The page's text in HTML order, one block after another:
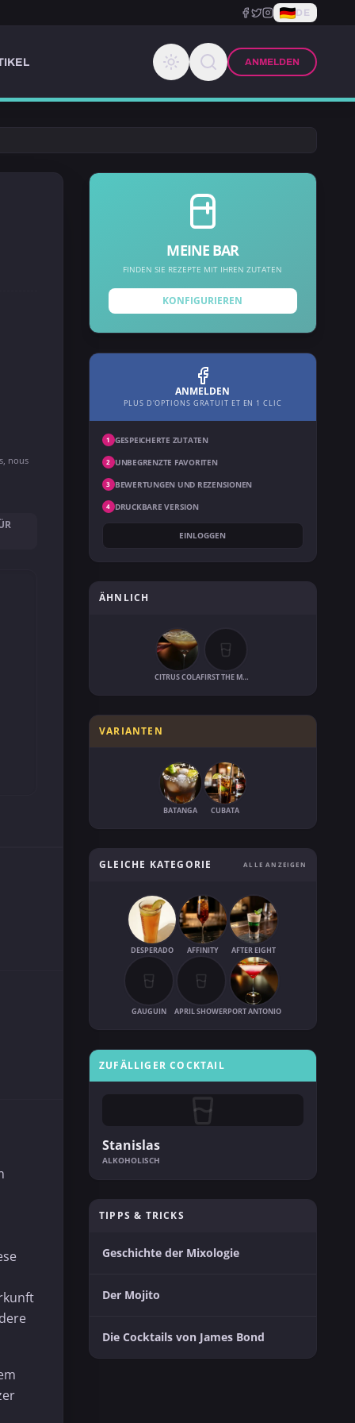
DE
ANMELDEN
nous
MEINE BAR
FINDEN SIE REZEPTE MIT IHREN ZUTATEN
KONFIGURIEREN
ANMELDEN
PLUS D'OPTIONS GRATUIT ET EN 1 CLIC
1 GESPEICHERTE ZUTATEN
2 UNBEGRENZTE FAVORITEN
3 BEWERTUNGEN UND REZENSIONEN
4 DRUCKBARE VERSION
EINLOGGEN
ÄHNLICH
CITRUS COLA FIRST THE MONEY
VARIANTEN
BATANGA CUBATA
GLEICHE KATEGORIE ALLE ANZEIGEN
DESPERADO AFFINITY AFTER EIGHT
GAUGUIN APRIL SHOWERPORT ANTONIO
ZUFÄLLIGER COCKTAIL
Stanislas
ALKOHOLISCH
TIPPS & TRICKS
Geschichte der Mixologie
Der Mojito
Die Cocktails von James Bond